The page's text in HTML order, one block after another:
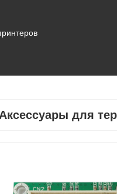
Аксессуары для